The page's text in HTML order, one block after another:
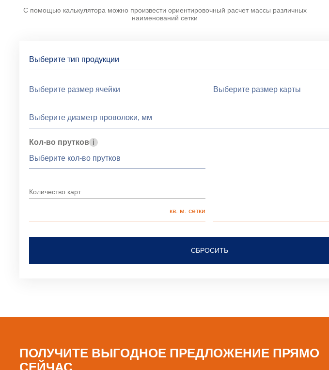
С помощью калькулятора можно произвести ориентировочный расчет массы различных
наименований сетки
Кол-во прутков
Количество карт
СБРОСИТЬ
ПОЛУЧИТЕ ВЫГОДНОЕ ПРЕДЛОЖЕНИЕ ПРЯМО
СЕЙЧАС